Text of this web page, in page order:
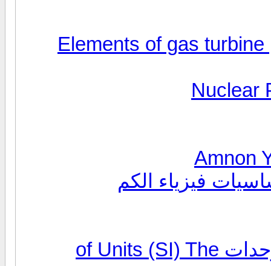
Amnon
كتاب للتحميل .. النظام العالمي للوحدات of Units (SI) The